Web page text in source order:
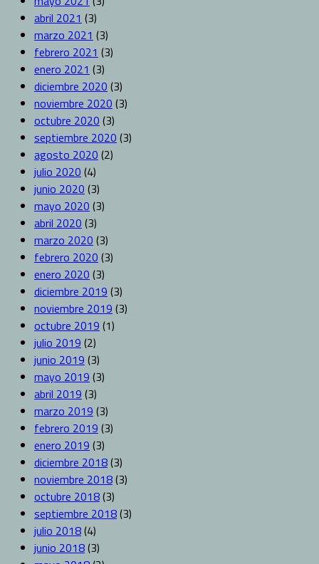
abril 2021 (3)
marzo 2021 (3)
febrero 2021 (3)
enero 2021 (3)
diciembre 2020 (3)
noviembre 2020 (3)
octubre 2020 (3)
septiembre 2020 (3)
agosto 2020 (2)
julio 2020 (4)
junio 2020 (3)
mayo 2020 (3)
abril 2020 (3)
marzo 2020 (3)
febrero 2020 (3)
enero 2020 (3)
diciembre 2019 (3)
noviembre 2019 (3)
octubre 2019 (1)
julio 2019 (2)
junio 2019 (3)
mayo 2019 (3)
abril 2019 (3)
marzo 2019 (3)
febrero 2019 (3)
enero 2019 (3)
diciembre 2018(3)
noviembre 2018(3)
octubre 2018(3)
septiembre 2018(3)
julio 2018(4)
junio 2018(3)